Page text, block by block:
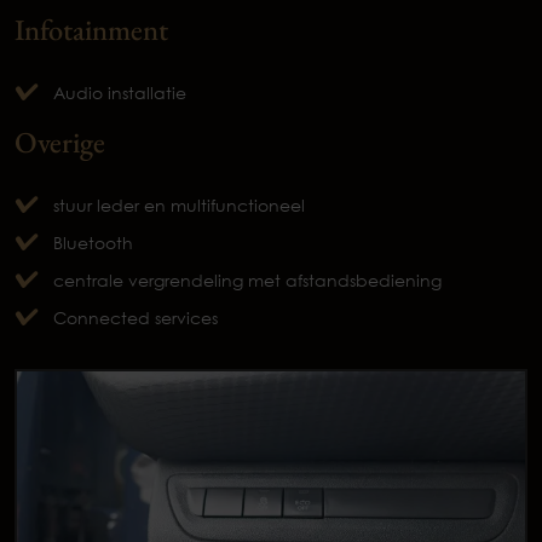
Infotainment
Audio installatie
Overige
stuur leder en multifunctioneel
Bluetooth
centrale vergrendeling met afstandsbediening
Connected services